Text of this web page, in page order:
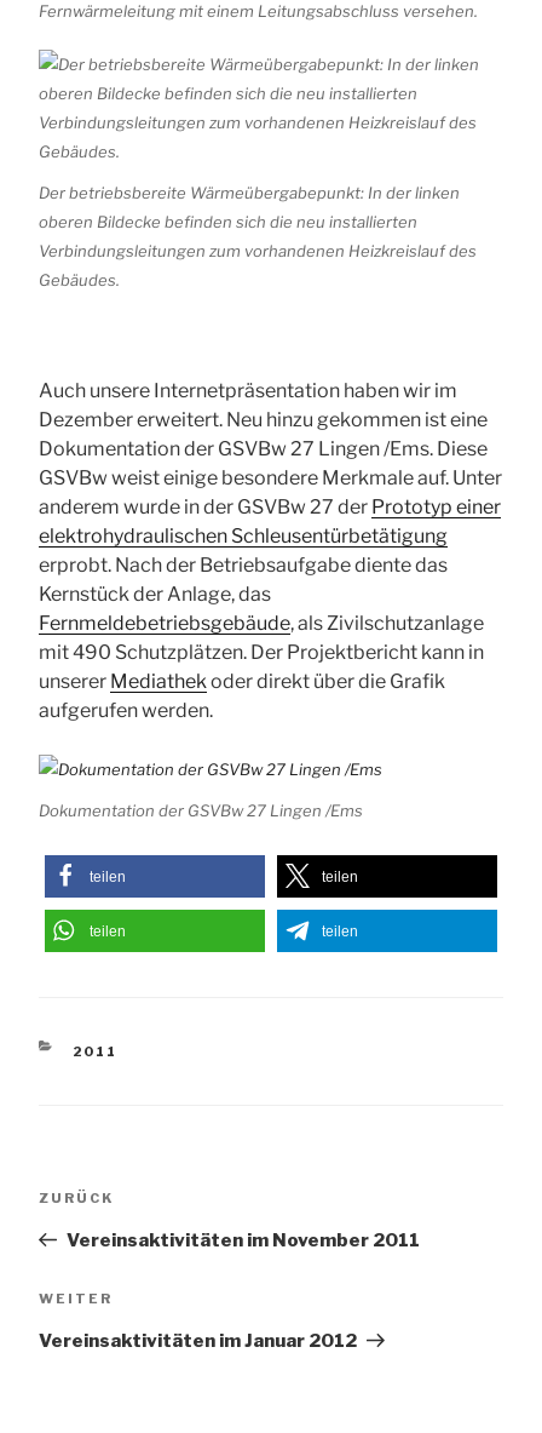
Fernwärmeleitung mit einem Leitungsabschluss versehen.
Der betriebsbereite Wärmeübergabepunkt: In der linken
oberen Bildecke befinden sich die neu installierten
Verbindungsleitungen zum vorhandenen Heizkreislauf des
Gebäudes.
Auch unsere Internetpräsentation haben wir im
Dezember erweitert. Neu hinzu gekommen ist eine
Dokumentation der GSVBw 27 Lingen /Ems. Diese
GSVBw weist einige besondere Merkmale auf. Unter
anderem wurde in der GSVBw 27 der Prototyp einer
elektrohydraulischen Schleusentürbetätigung
erprobt. Nach der Betriebsaufgabe diente das
Kernstück der Anlage, das
Fernmeldebetriebsgebäude, als Zivilschutzanlage
mit 490 Schutzplätzen. Der Projektbericht kann in
unserer Mediathekoder direkt über die Grafik
aufgerufen werden.
Dokumentation der GSVBw 27 Lingen /Ems
teilen teilen
teilen teilen
KATEGORIEN
2011
Vorheriger
ZURÜCK
Vereinsaktivitäten im November 2011
Nächster
WEITER
Vereinsaktivitäten im Januar 2012